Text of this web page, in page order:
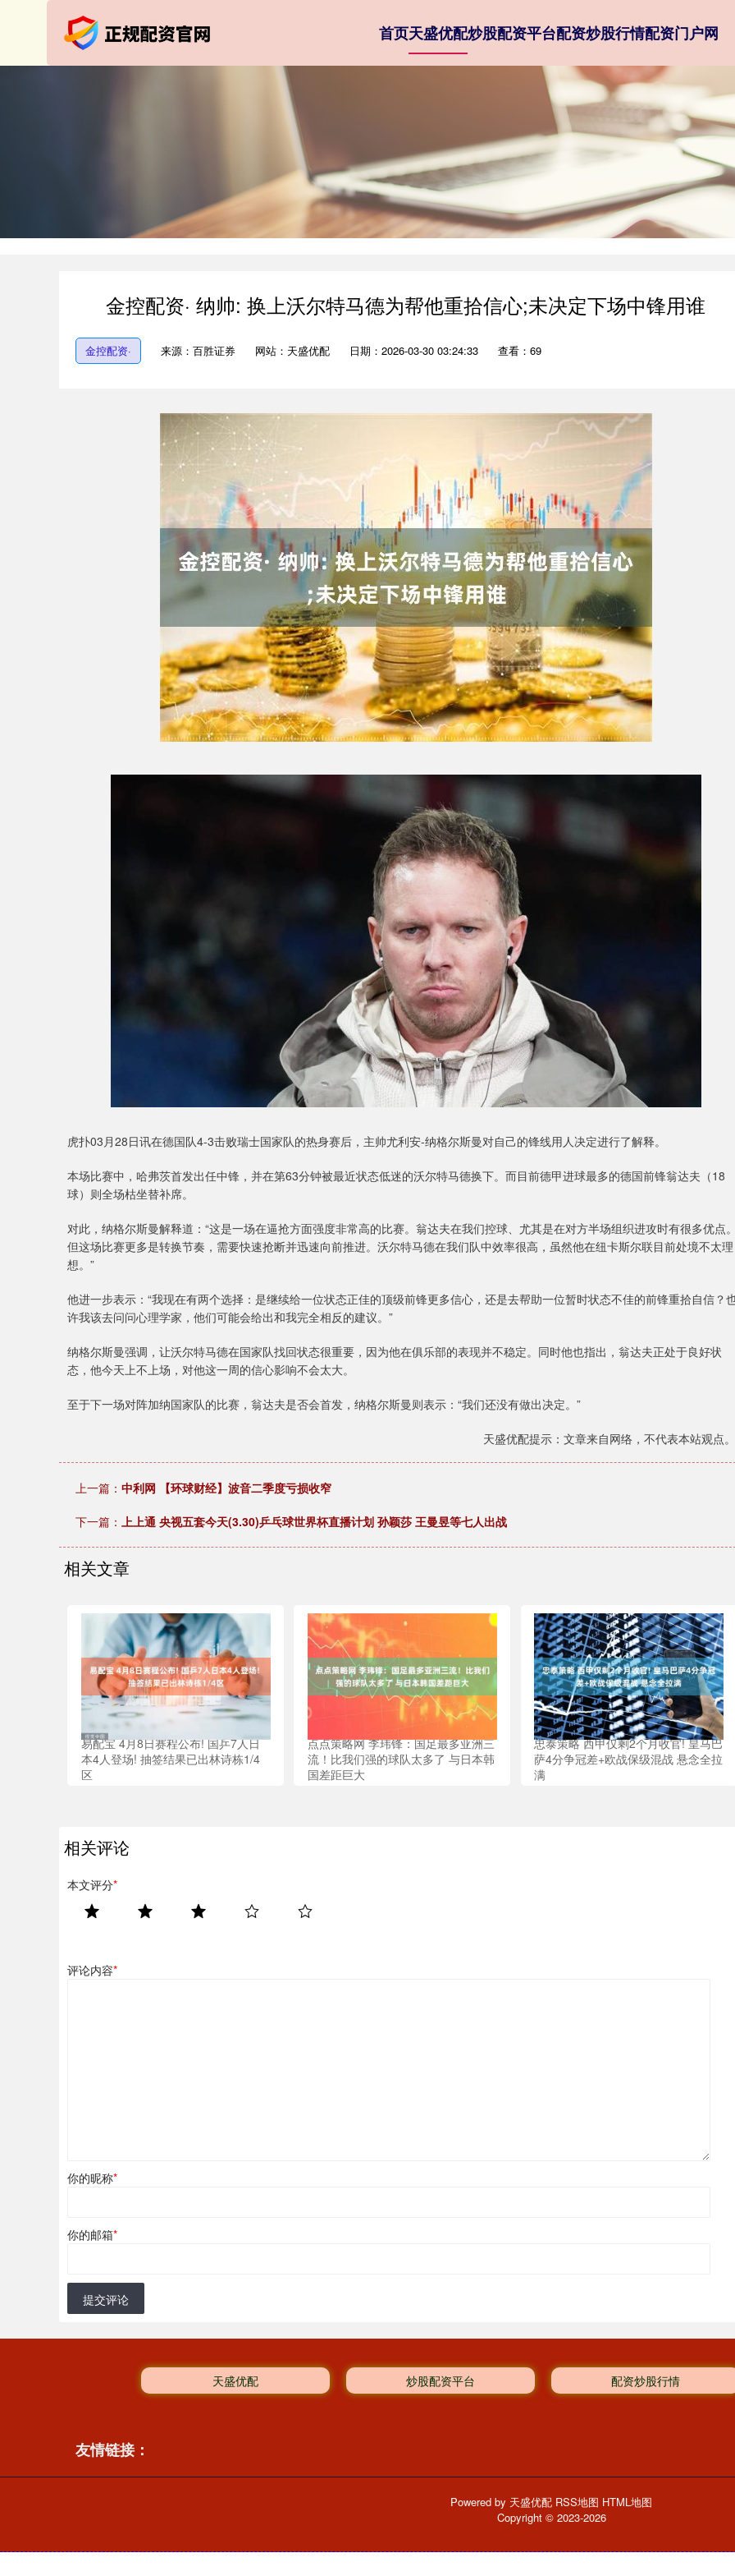
首页天盛优配炒股配资平台配资炒股行情配资门户网
金控配资· 纳帅: 换上沃尔特马德为帮他重拾信心;未决定下场中锋用谁
金控配资· 来源：百胜证券 网站：天盛优配 日期：2026-03-30 03:24:33 查看：69
虎扑03月28日讯在德国队4-3击败瑞士国家队的热身赛后，主帅尤利安-纳格尔斯曼对自己的锋线用人决定进行了解释。
本场比赛中，哈弗茨首发出任中锋，并在第63分钟被最近状态低迷的沃尔特马德换下。而目前德甲进球最多的德国前锋翁达夫（18
球）则全场枯坐替补席。
对此，纳格尔斯曼解释道：“这是一场在逼抢方面强度非常高的比赛。翁达夫在我们控球、尤其是在对方半场组织进攻时有很多优点。
但这场比赛更多是转换节奏，需要快速抢断并迅速向前推进。沃尔特马德在我们队中效率很高，虽然他在纽卡斯尔联目前处境不太理
想。”
他进一步表示：“我现在有两个选择：是继续给一位状态正佳的顶级前锋更多信心，还是去帮助一位暂时状态不佳的前锋重拾自信？
许我该去问问心理学家，他们可能会给出和我完全相反的建议。”
纳格尔斯曼强调，让沃尔特马德在国家队找回状态很重要，因为他在俱乐部的表现并不稳定。同时他也指出，翁达夫正处于良好状
态，他今天上不上场，对他这一周的信心影响不会太大。
至于下一场对阵加纳国家队的比赛，翁达夫是否会首发，纳格尔斯曼则表示：“我们还没有做出决定。”
天盛优配提示：文章来自网络，不代表本站观点。
上一篇： 中利网 【环球财经】波音二季度亏损收窄
下一篇： 上上通 央视五套今天(3.30)乒乓球世界杯直播计划 孙颖莎 王曼昱等七人出战
相关文章
易配宝 4月8日赛程公布! 国乒7人日
本4人登场! 抽签结果已出林诗栋1/4
区
点点策略网 李玮锋：国足最多亚洲三
流！比我们强的球队太多了 与日本韩
国差距巨大
忠泰策略 西甲仅剩2个月收官! 皇马巴
萨4分争冠差+欧战保级混战 悬念全拉
满
相关评论
本文评分*
评论内容*
你的昵称*
你的邮箱*
提交评论
天盛优配 炒股配资平台 配资炒股行情
友情链接：
Powered by 天盛优配 RSS地图 HTML地图
Copyright © 2023-2026